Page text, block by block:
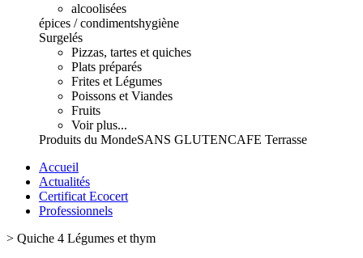
alcoolisées
épices / condimentshygiène
Surgelés
Pizzas, tartes et quiches
Plats préparés
Frites et Légumes
Poissons et Viandes
Fruits
Voir plus...
Produits du MondeSANS GLUTENCAFE Terrasse
Accueil
Actualités
Certificat Ecocert
Professionnels
> Quiche 4 Légumes et thym